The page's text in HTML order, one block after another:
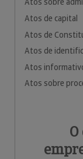
Atos de capital
Atos de
Atos de
Atos
Atos sobre